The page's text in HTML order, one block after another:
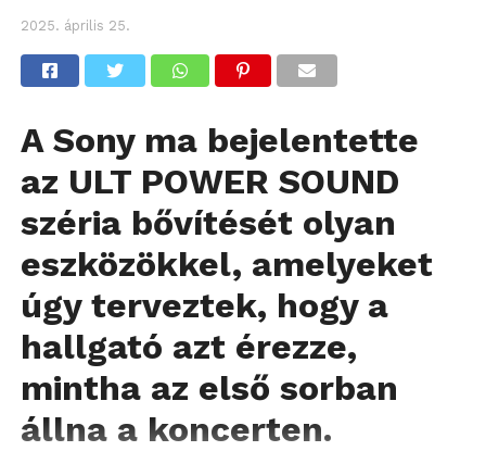
2025. április 25.
A Sony ma bejelentette
az ULT POWER SOUND
széria bővítését olyan
eszközökkel, amelyeket
úgy terveztek, hogy a
hallgató azt érezze,
mintha az első sorban
állna a koncerten.